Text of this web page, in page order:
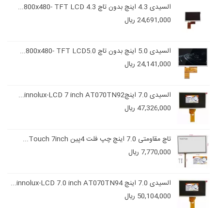
السیدی 4.3 اینچ بدون تاچ 800x480- TFT LCD 4.3...
24,691,000 ریال
السیدی 5.0 اینچ بدون تاچ 800x480- TFT LCD5.0...
24,141,000 ریال
السیدی 7.0 اینچinnolux-LCD 7 inch AT070TN92...
47,326,000 ریال
تاچ مقاومتی 7.0 اینچ چپ فلت 4پین Touch 7inch...
7,770,000 ریال
السیدی 7.0 اینچ innolux-LCD 7.0 inch AT070TN94...
50,104,000 ریال